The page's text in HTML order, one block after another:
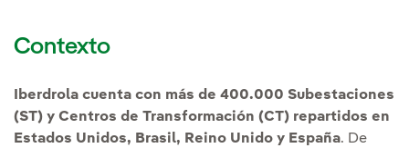
Contexto
Iberdrola cuenta con más de 400.000 Subestaciones
(ST) y Centros de Transformación (CT) repartidos en
Estados Unidos, Brasil, Reino Unido y España. De